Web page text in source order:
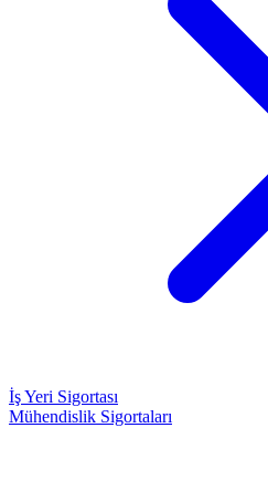
İş Yeri Sigortası
Mühendislik Sigortaları